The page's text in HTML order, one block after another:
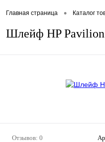
Главная страница • Каталог
Шлейф HP
Отзывов: 0